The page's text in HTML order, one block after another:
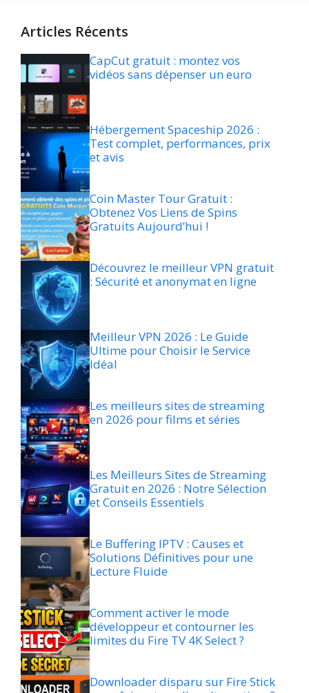
Articles Récents
CapCut gratuit : montez vos
vidéos sans dépenser un euro
Hébergement Spaceship 2026 :
Test complet, performances, prix
et avis
Coin Master Tour Gratuit :
Obtenez Vos Liens de Spins
Gratuits Aujourd’hui !
Découvrez le meilleur VPN gratuit
: Sécurité et anonymat en ligne
Meilleur VPN 2026 : Le Guide
Ultime pour Choisir le Service
Idéal
Les meilleurs sites de streaming
en 2026 pour films et séries
Les Meilleurs Sites de Streaming
Gratuit en 2026 : Notre Sélection
et Conseils Essentiels
Le Buffering IPTV : Causes et
Solutions Définitives pour une
Lecture Fluide
Comment activer le mode
développeur et contourner les
limites du Fire TV 4K Select ?
Downloader disparu sur Fire Stick